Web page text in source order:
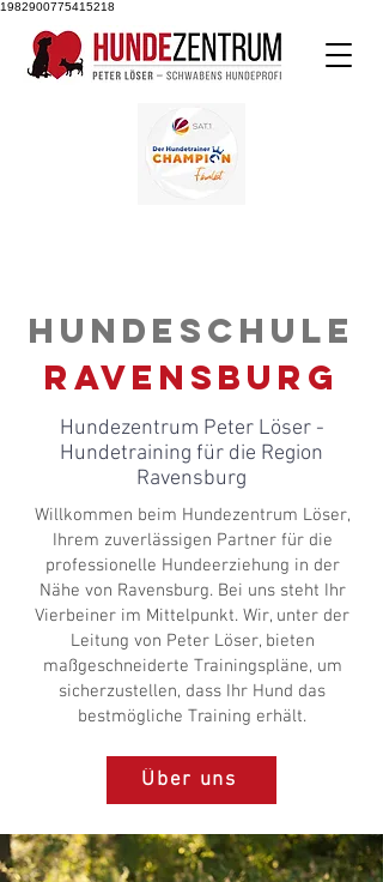
1982900775415218
Hundeschule
Ravensburg
Hundezentrum Peter Löser -
Hundetraining für die Region
Ravensburg
Willkommen beim Hundezentrum Löser,
Ihrem zuverlässigen Partner für die
professionelle Hundeerziehung in der
Nähe von Ravensburg. Bei uns steht Ihr
Vierbeiner im Mittelpunkt. Wir, unter der
Leitung von Peter Löser, bieten
maßgeschneiderte Trainingspläne, um
sicherzustellen, dass Ihr Hund das
bestmögliche Training erhält.
Über uns